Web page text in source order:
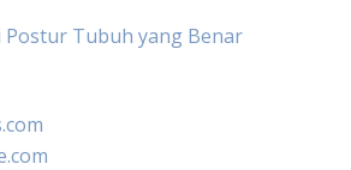
Tubuh yang Benar